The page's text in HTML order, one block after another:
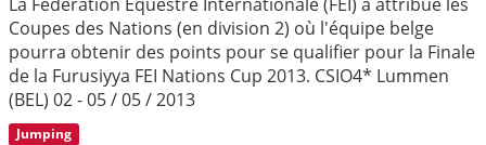
Coupes des Nations (en division 2) où l'équipe belge
pourra obtenir des points pour se qualifier pour la Finale
de la Furusiyya FEI Nations Cup 2013. CSIO4* Lummen
(BEL) 02 - 05 / 05 / 2013
Jumping